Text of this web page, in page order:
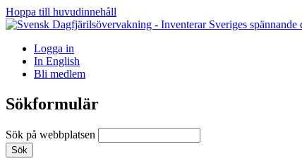
Hoppa till huvudinnehåll
Logga in
In English
Bli medlem
Sökformulär
Sök på webbplatsen